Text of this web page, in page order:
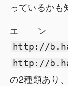
っているかも
エン
http://
http://
の2種類あり